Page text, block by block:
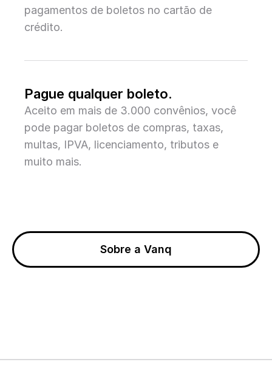
pagamentos de boletos no cartão de
crédito.
Pague qualquer boleto.
Aceito em mais de 3.000 convênios, você
pode pagar boletos de compras, taxas,
multas, IPVA, licenciamento, tributos e
muito mais.
Sobre a Vanq